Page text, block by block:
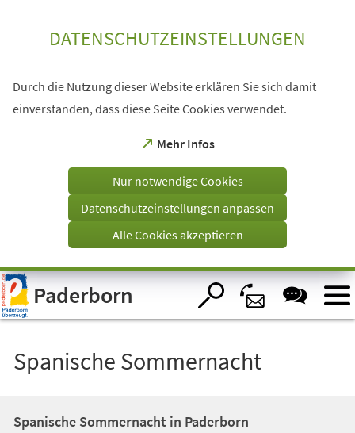
Visuelle
Assistenzsoftware
öffnen.
DATENSCHUTZEINSTELLUNGEN
Durch die Nutzung dieser Website erklären Sie sich damit
einverstanden, dass diese Seite Cookies verwendet.
Mehr Infos
(Öffnet
einem
Tab)
Nur notwendige Cookies
Datenschutzeinstellungen anpassen
Alle Cookies akzeptieren
Paderborn
Spanische Sommernacht
Spanische Sommernacht in Paderborn